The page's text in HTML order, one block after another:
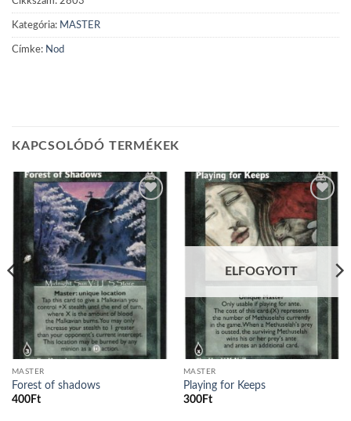
Kategória: MASTER
Címke: Nod
KAPCSOLÓDÓ TERMÉKEK
Add to
wishlist
MASTER
Forest of shadows
400Ft
Add to
wishlist
ELFOGYOTT
MASTER
Playing for Keeps
300Ft